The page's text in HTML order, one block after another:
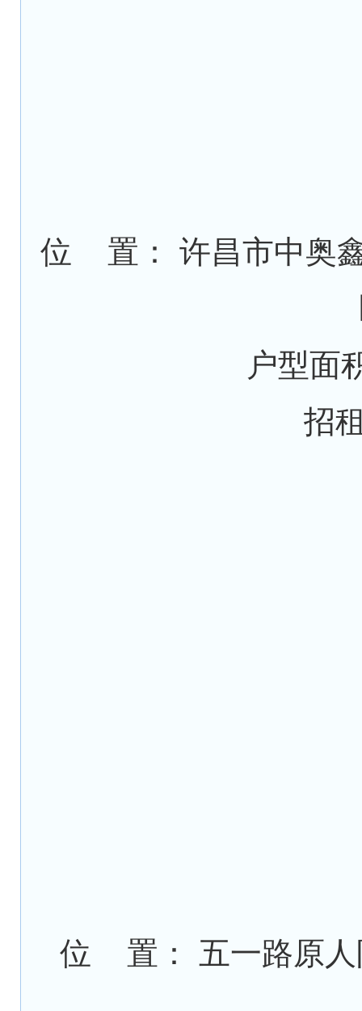
位 置： 许昌市中奥
户型面
招
位 置： 五一路原人